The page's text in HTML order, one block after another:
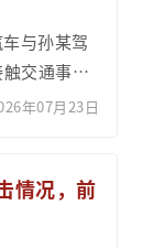
与孙某驾
交通事
路交通事故
年07月23日
情况，前